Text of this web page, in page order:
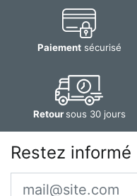
Paiementsécurisé
Retoursous 30 jours
Restez informé
Email